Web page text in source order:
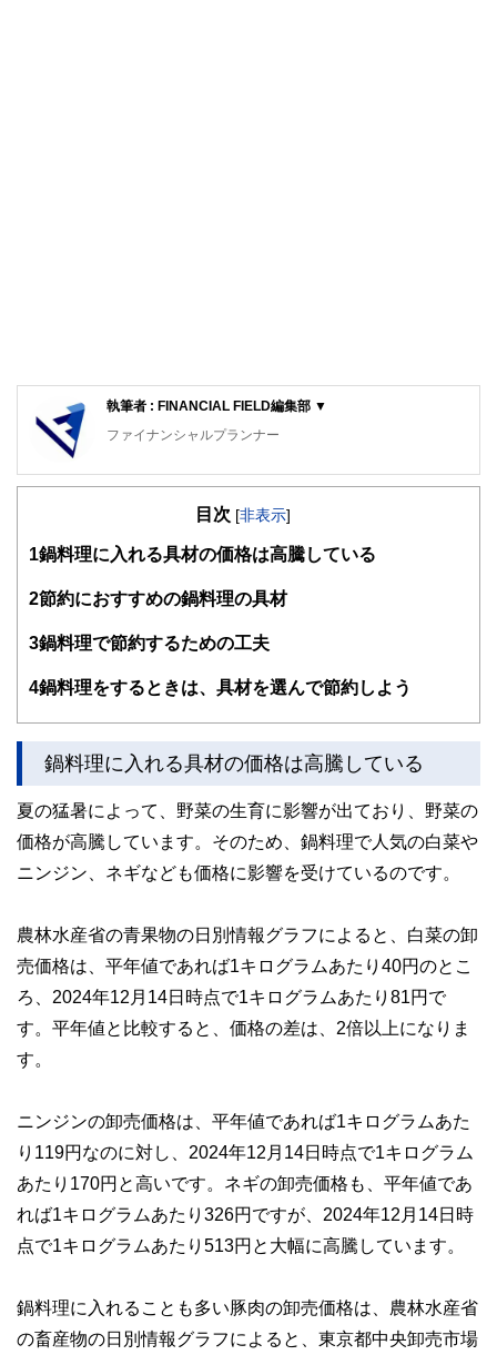
執筆者 : FINANCIAL FIELD編集部 ▼
ファイナンシャルプランナー
FinancialField編集部は、金融、経済に関する記事を、日々
知識がない方でも理解できるようわかりやすく発信していま
得者を中心に「お金や暮らし」に関する書籍・雑誌の編集経
験者で構成され、企画立案から記事掲載まですべての工程に
護士、税理士、宅地建物取引士、相続診断士、住宅ローンア
かしく感じられる年金や税金、相続、保険、ローンなどの話
をわかりやすく発信している点です。
執筆者・監修者による執筆体制を築くことで、内容のわかり
やすさはもちろんのこと、読み応えのあるコンテンツと確か
な情報発信を実現しています。
私たちは、快適でより良い生活のアイデアを提供するお金の
コンシェルジュを目指します。
目次 [非表示]
1 鍋料理に入れる具材の価格は高騰している
2節約におすすめの鍋料理の具材
3鍋料理で節約するための工夫
4鍋料理をするときは、具材を選んで節約しよう
鍋料理に入れる具材の価格は高騰している
夏の猛暑によって、野菜の生育に影響が出ており、野菜の
価格が高騰しています。そのため、鍋料理で人気の白菜や
ニンジン、ネギなども価格に影響を受けているのです。
農林水産省の青果物の日別情報グラフによると、白菜の卸
売価格は、平年値であれば1キログラムあたり40円のとこ
ろ、2024年12月14日時点で1キログラムあたり81円で
す。平年値と比較すると、価格の差は、2倍以上になりま
す。
ニンジンの卸売価格は、平年値であれば1キログラムあた
り119円なのに対し、2024年12月14日時点で1キログラム
あたり170円と高いです。ネギの卸売価格も、平年値であ
れば1キログラムあたり326円ですが、2024年12月14日時
点で1キログラムあたり513円と大幅に高騰しています。
鍋料理に入れることも多い豚肉の卸売価格は、農林水産省
の畜産物の日別情報グラフによると、東京都中央卸売市場